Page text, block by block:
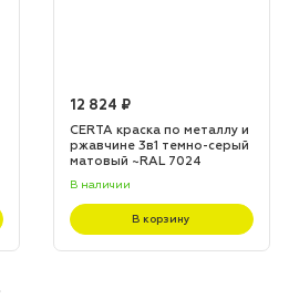
12 824 ₽
CERTA краска по металлу и
ржавчине 3в1 темно-серый
матовый ~RAL 7024
В наличии
В корзину